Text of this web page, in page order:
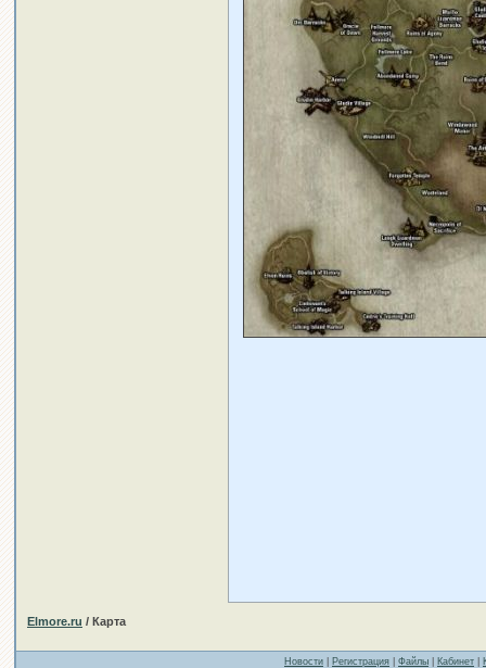
Elmore.ru / Карта
Новости Регистрация Файлы Кабинет